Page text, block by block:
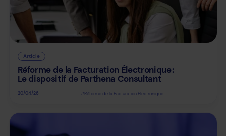
Article
Réforme de la Facturation Électronique :
Le dispositif de Parthena Consultant
20/04/26 #Réforme de la Facturation Electronique